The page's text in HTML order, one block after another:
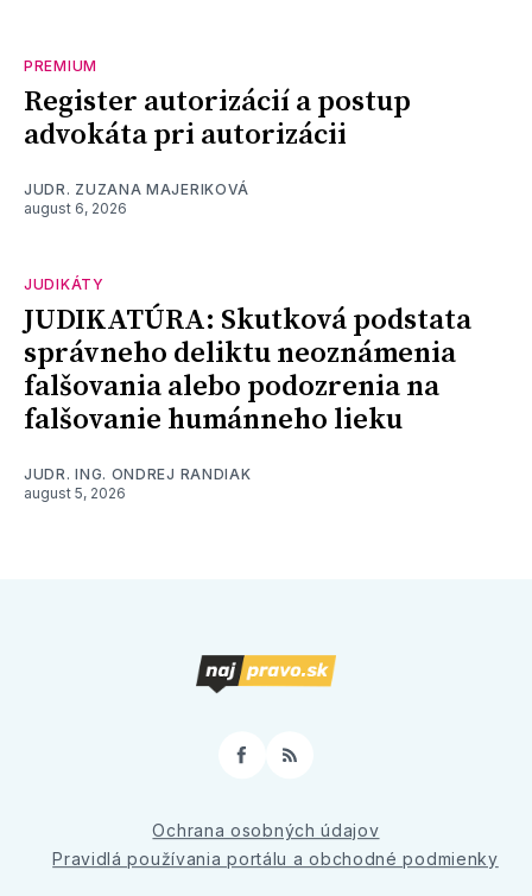
PREMIUM
Register autorizácií a postup
advokáta pri autorizácii
JUDR. ZUZANA MAJERIKOVÁ
august 6, 2026
JUDIKÁTY
JUDIKATÚRA: Skutková podstata
správneho deliktu neoznámenia
falšovania alebo podozrenia na
falšovanie humánneho lieku
JUDR. ING. ONDREJ RANDIAK
august 5, 2026
Facebook
RSS
Ochrana osobných údajov
Pravidlá používania portálu a obchodné podmienky